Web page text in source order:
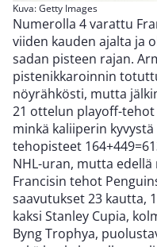
Kuva: Getty Images
Numerolla 4 varattu
viiden kauden ajalta ja
sadan pisteen rajan.
pistenikkaroinnin
nöyrähkösti, mutta
21 ottelun playoff-
minkä kaliiperin
tehopisteet
NHL-uran, mutta
Francisin tehot
saavutukset 23 kautta,
kaksi Stanley Cupia,
Byng Trophya,